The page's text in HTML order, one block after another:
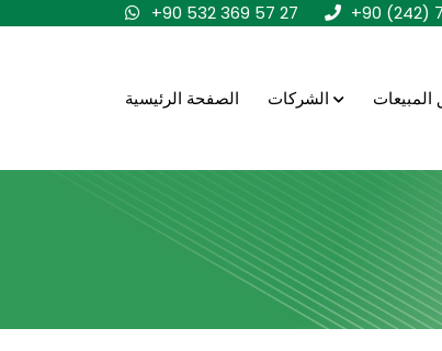
+90 532 369 57 27 +90 (242)
الصفحة الرئيسية